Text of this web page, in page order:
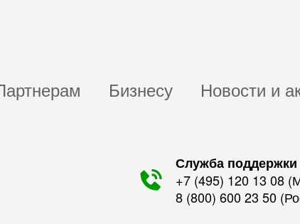
Бизнесу Новости и
Служба поддержки
+7 (495) 120 13 08
8 (800) 600 23 50